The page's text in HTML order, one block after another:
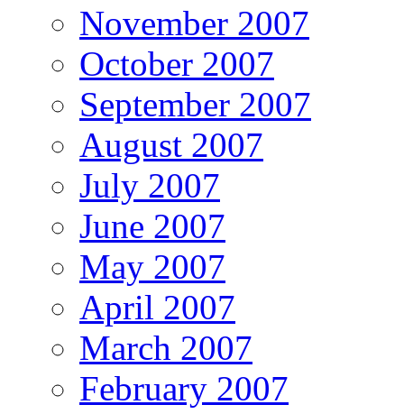
November 2007
October 2007
September 2007
August 2007
July 2007
June 2007
May 2007
April 2007
March 2007
February 2007